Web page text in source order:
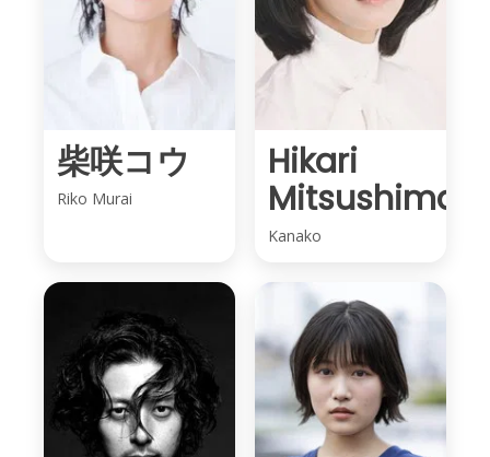
柴咲コウ
Riko Murai
Hikari
Mitsushima
Kanako